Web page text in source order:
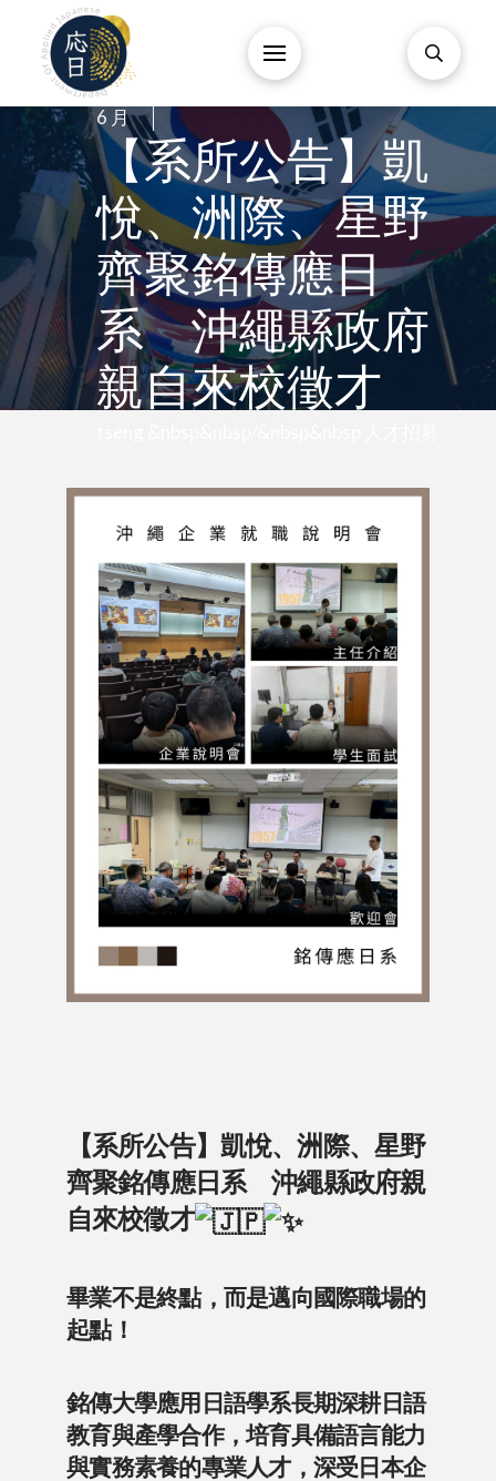
4
6 月 /
【系所公告】凱
悅、洲際、星野
齊聚銘傳應日
系 沖繩縣政府
親自來校徵才
【系所公告】凱悅、洲際、星野
齊聚銘傳應日系 沖繩縣政府親
自來校徵才
畢業不是終點，而是邁向國際職場的
起點！
銘傳大學應用日語學系長期深耕日語
教育與產學合作，培育具備語言能力
與實務素養的專業人才，深受日本企